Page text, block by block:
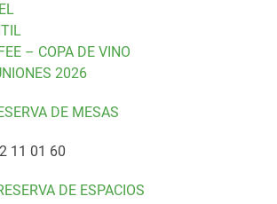
– COPA DE VINO
2026
DE MESAS
11 01 60
DE ESPACIOS